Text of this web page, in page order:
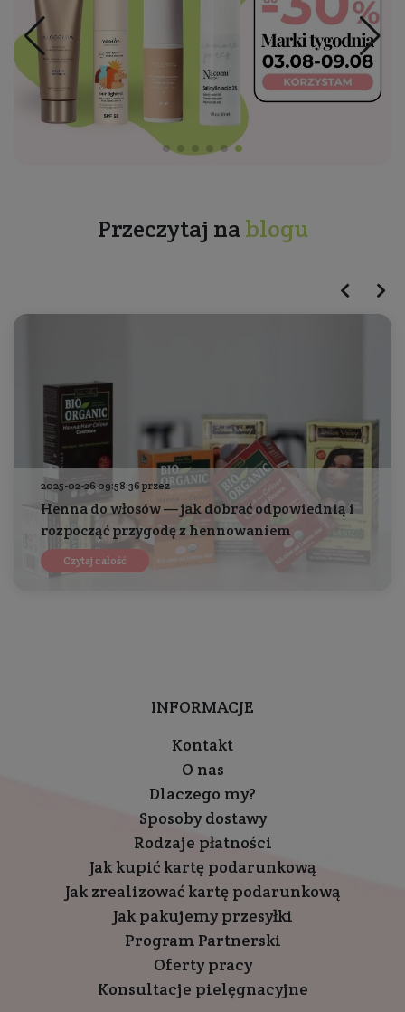
Przeczytaj na blogu
2025-02-26 09:58:36 przez
Henna do włosów — jak dobrać odpowiednią i
rozpocząć przygodę z hennowaniem
Czytaj całość
INFORMACJE
Kontakt
O nas
Dlaczego my?
Sposoby dostawy
Rodzaje płatności
Jak kupić kartę podarunkową
Jak zrealizować kartę podarunkową
Jak pakujemy przesyłki
Program Partnerski
Oferty pracy
Konsultacje pielęgnacyjne